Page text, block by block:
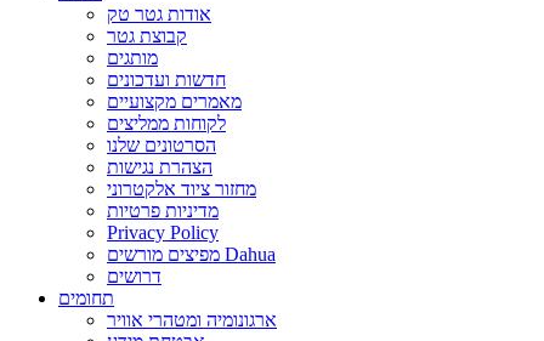
אודות גטר טק
קבוצת גטר
מותגים
חדשות ועדכונים
מאמרים מקצועיים
לקוחות ממליצים
הסרטונים שלנו
הצהרת נגישות
מחזור ציוד אלקטרוני
מדיניות פרטיות
Privacy Policy
מפיצים מורשים Dahua
דרושים
תחומים
ארגונומיה ומטהרי אוויר